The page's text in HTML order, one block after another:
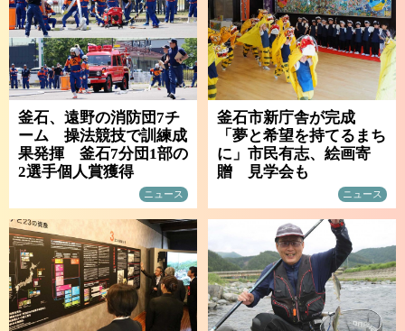
釜石、遠野の消防団7チ
ーム 操法競技で訓練成
果発揮 釜石7分団1部の
2選手個人賞獲得
ニュース
釜石市新庁舎が完成
「夢と希望を持てるまち
に」市民有志、絵画寄
贈 見学会も
ニュース